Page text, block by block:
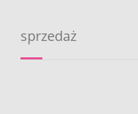
sprzedaż